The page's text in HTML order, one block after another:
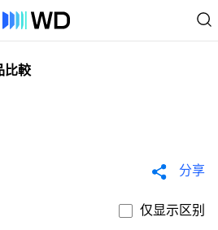
比較
分享
仅显示区别